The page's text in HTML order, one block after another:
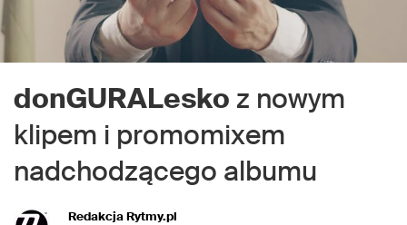
donGURALesko z nowym
klipem i promomixem
nadchodzącego albumu
Redakcja Rytmy.pl